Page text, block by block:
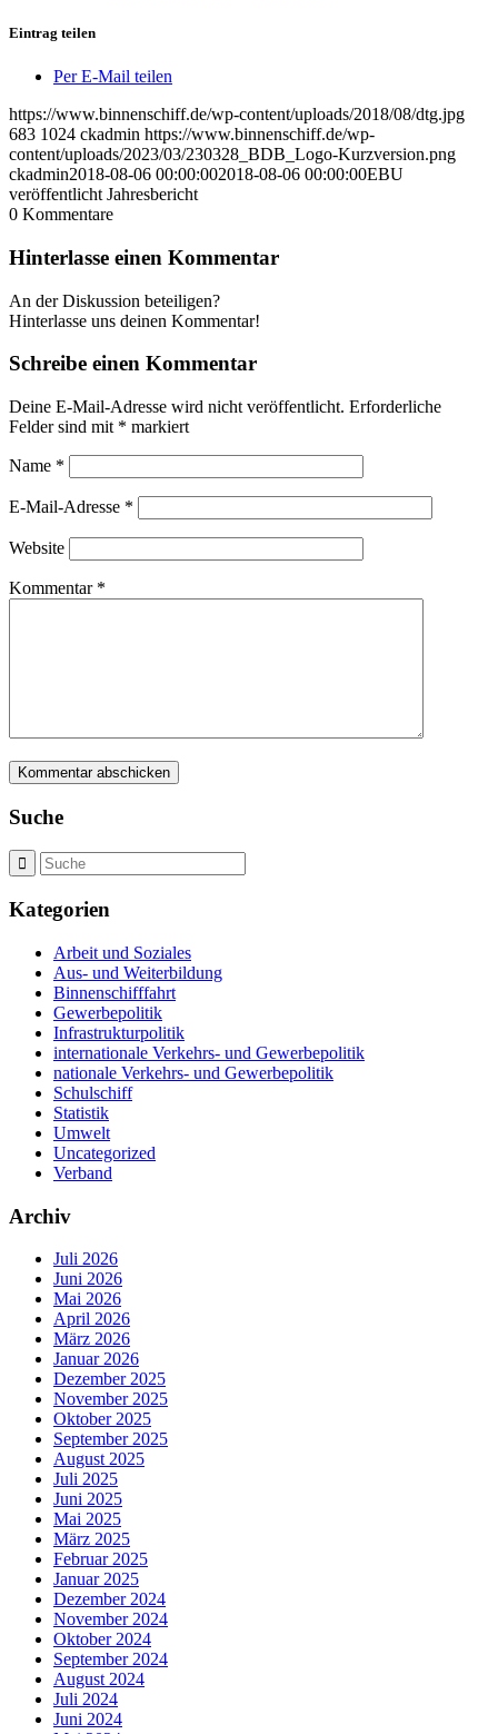
Eintrag teilen
Per E-Mail teilen
https://www.binnenschiff.de/wp-content/uploads/2018/08/dtg.jpg
683 1024 ckadmin https://www.binnenschiff.de/wp-
content/uploads/2023/03/230328_BDB_Logo-Kurzversion.png
ckadmin2018-08-06 00:00:002018-08-06 00:00:00EBU
veröffentlicht Jahresbericht
0 Kommentare
Hinterlasse einen Kommentar
An der Diskussion beteiligen?
Hinterlasse uns deinen Kommentar!
Schreibe einen Kommentar
Deine E-Mail-Adresse wird nicht veröffentlicht. Erforderliche
Felder sind mit * markiert
Name *
E-Mail-Adresse *
Website
Kommentar *
Suche
Kategorien
Arbeit und Soziales
Aus- und Weiterbildung
Binnenschifffahrt
Gewerbepolitik
Infrastrukturpolitik
internationale Verkehrs- und Gewerbepolitik
nationale Verkehrs- und Gewerbepolitik
Schulschiff
Statistik
Umwelt
Uncategorized
Verband
Archiv
Juli 2026
Juni 2026
Mai 2026
April 2026
März 2026
Januar 2026
Dezember 2025
November 2025
Oktober 2025
September 2025
August 2025
Juli 2025
Juni 2025
Mai 2025
März 2025
Februar 2025
Januar 2025
Dezember 2024
November 2024
Oktober 2024
September 2024
August 2024
Juli 2024
Juni 2024